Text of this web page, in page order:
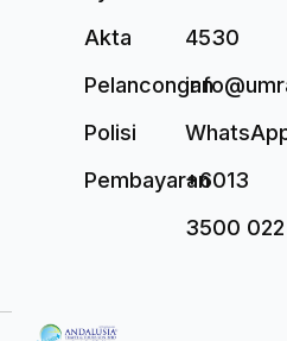
Akta
Pelancongan
Polisi
Pembayaran
4530
+6013
3500 022